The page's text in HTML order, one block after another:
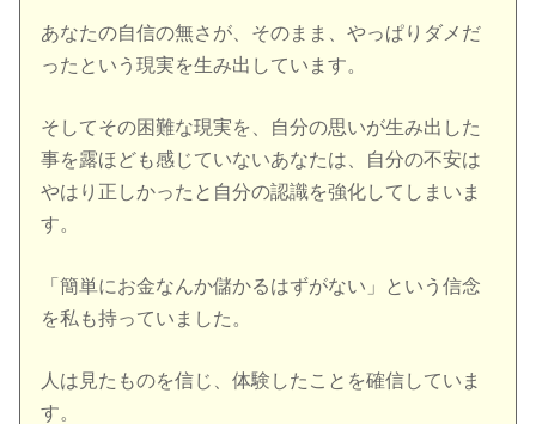
あなたの自信の無さが、そのまま、やっぱりダメだ
ったという現実を生み出しています。
そしてその困難な現実を、自分の思いが生み出した
事を露ほども感じていないあなたは、自分の不安は
やはり正しかったと自分の認識を強化してしまいま
す。
「簡単にお金なんか儲かるはずがない」という信念
を私も持っていました。
人は見たものを信じ、体験したことを確信していま
す。